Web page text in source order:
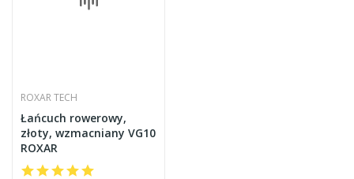
ROXAR TECH
Łańcuch rowerowy,
złoty, wzmacniany VG10
ROXAR